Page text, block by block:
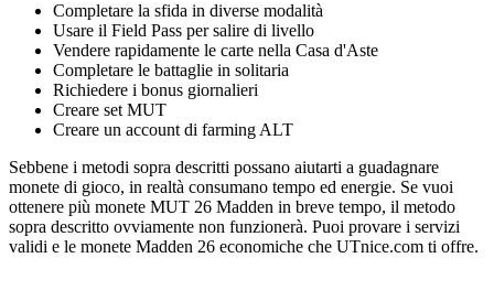
Completare la sfida in diverse modalità
Usare il Field Pass per salire di livello
Vendere rapidamente le carte nella Casa d'Aste
Completare le battaglie in solitaria
Richiedere i bonus giornalieri
Creare set MUT
Creare un account di farming ALT
Sebbene i metodi sopra descritti possano aiutarti a guadagnare
monete di gioco, in realtà consumano tempo ed energie. Se vuoi
ottenere più monete MUT 26 Madden in breve tempo, il metodo
sopra descritto ovviamente non funzionerà. Puoi provare i servizi
validi e le monete Madden 26 economiche che UTnice.com ti offre.